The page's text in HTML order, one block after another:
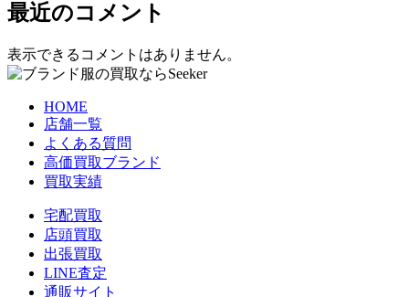
最近のコメント
表示できるコメントはありません。
HOME
店舗一覧
よくある質問
高価買取ブランド
買取実績
宅配買取
店頭買取
出張買取
LINE査定
通販サイト